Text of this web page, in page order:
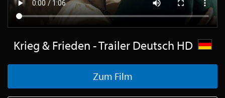
Krieg & Frieden - Trailer Deutsch HD
Zum Film